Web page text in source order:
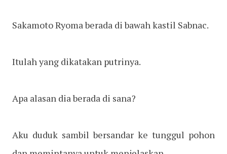
Sakamoto Ryoma berada di bawah kastil Sabnac.
Itulah yang dikatakan putrinya.
Apa alasan dia berada di sana?
Aku duduk sambil bersandar ke tunggul pohon